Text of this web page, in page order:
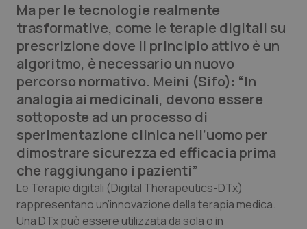
Lettere al direttore
Edizioni Regionali
QS Pro
Professionisti Sanitari.AI
Abruzzo
Basilicata
QS Pro Gold
Artrite & artrosi
QS Club Newsletter
Ma per le tecnologie realmente
trasformative, come le terapie digitali su
prescrizione dove il principio attivo è un
algoritmo, è necessario un nuovo
percorso normativo. Meini (Sifo): “In
analogia ai medicinali, devono essere
sottoposte ad un processo di
sperimentazione clinica nell’uomo per
dimostrare sicurezza ed efficacia prima
che raggiungano i pazienti”
Le Terapie digitali (Digital Therapeutics-DTx)
rappresentano un’innovazione della terapia medica.
Una DTx può essere utilizzata da sola o in